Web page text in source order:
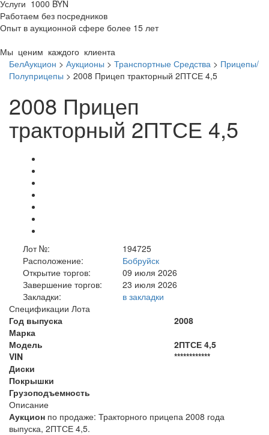
Услуги 1000 BYN
Работаем без посредников
Опыт в аукционной сфере более 15 лет
Мы ценим каждого клиента
БелАукцион > Аукционы > Транспортные Средства > Прицепы/
Полуприцепы > 2008 Прицеп тракторный 2ПТСЕ 4,5
2008 Прицеп
тракторный 2ПТСЕ 4,5
Лот №:
194725
Расположение:
Бобруйск
Открытие торгов:
09 июля 2026
Завершение торгов:
23 июля 2026
Закладки:
в закладки
Спецификации Лота
Год выпуска
2008
Марка
Модель
2ПТСЕ 4,5
VIN
************
Диски
Покрышки
Грузоподъемность
Описание
Аукцион по продаже: Тракторного прицепа 2008 года
выпуска, 2ПТСЕ 4,5.